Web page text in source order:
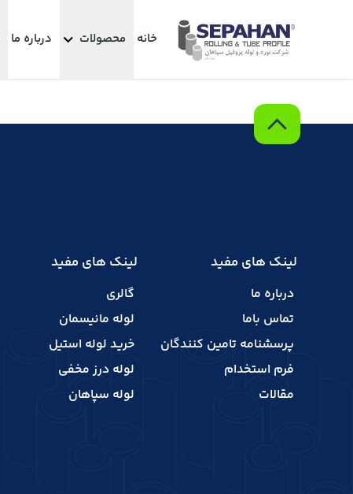
خانه محصولات درباره ما
لینک های مفید
درباره ما
تماس باما
پرسشنامه تامین کنندگان
فرم استخدام
مقالات
لینک های مفید
گالری
لوله مانیسمان
خرید لوله استیل
لوله درز مخفی
لوله سپاهان